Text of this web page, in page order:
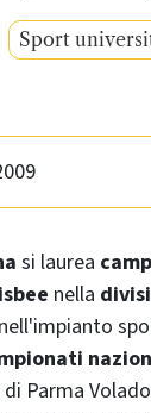
Sport
si laurea
nella
Parma